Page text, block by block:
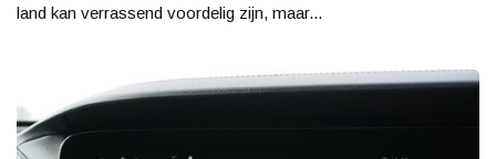
land kan verrassend voordelig zijn, maar...